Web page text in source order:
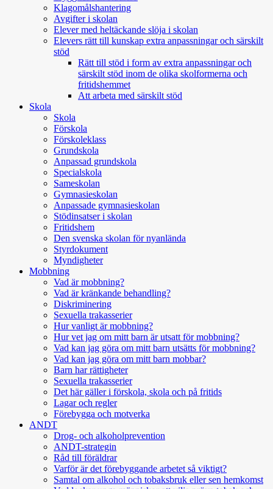
Klagomålshantering
Avgifter i skolan
Elever med heltäckande slöja i skolan
Elevers rätt till kunskap extra anpassningar och särskilt
stöd
Rätt till stöd i form av extra anpassningar och
särskilt stöd inom de olika skolformerna och
fritidshemmet
Att arbeta med särskilt stöd
Skola
Skola
Förskola
Förskoleklass
Grundskola
Anpassad grundskola
Specialskola
Sameskolan
Gymnasieskolan
Anpassade gymnasieskolan
Stödinsatser i skolan
Fritidshem
Den svenska skolan för nyanlända
Styrdokument
Myndigheter
Mobbning
Vad är mobbning?
Vad är kränkande behandling?
Diskriminering
Sexuella trakasserier
Hur vanligt är mobbning?
Hur vet jag om mitt barn är utsatt för mobbning?
Vad kan jag göra om mitt barn utsätts för mobbning?
Vad kan jag göra om mitt barn mobbar?
Barn har rättigheter
Sexuella trakasserier
Det här gäller i förskola, skola och på fritids
Lagar och regler
Förebygga och motverka
ANDT
Drog- och alkoholprevention
ANDT-strategin
Råd till föräldrar
Varför är det förebyggande arbetet så viktigt?
Samtal om alkohol och tobaksbruk eller sen hemkomst